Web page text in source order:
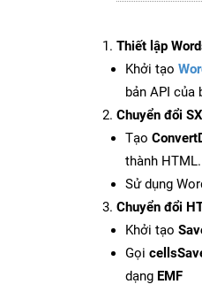
Thiết lập
Khởi tạo
bản API của
Chuyển đổi
Tạo
thành HTML.
Sử dụng
Chuyển đổi
Khởi tạo
Gọi
dạng EMF